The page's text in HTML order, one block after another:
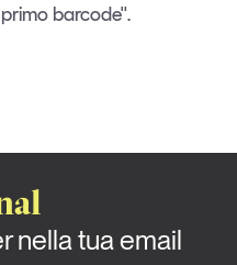
barcode".
nella tua email